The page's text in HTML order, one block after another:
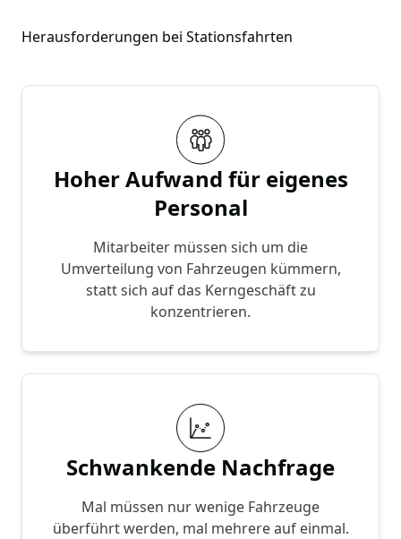
Herausforderungen bei Stationsfahrten
Hoher Aufwand für eigenes
Personal
Mitarbeiter müssen sich um die
Umverteilung von Fahrzeugen kümmern,
statt sich auf das Kerngeschäft zu
konzentrieren.
Schwankende Nachfrage
Mal müssen nur wenige Fahrzeuge
überführt werden, mal mehrere auf einmal.